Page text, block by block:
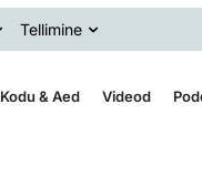
Tellimine
Kodu & Aed Videod